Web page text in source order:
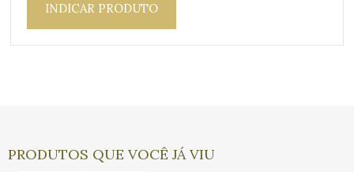
INDICAR PRODUTO
PRODUTOS QUE VOCÊ JÁ VIU